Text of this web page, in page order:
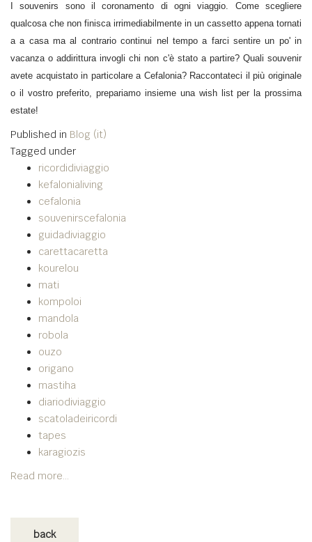
I souvenirs sono il coronamento di ogni viaggio. Come scegliere
qualcosa che non finisca irrimediabilmente in un cassetto appena tornati
a a casa ma al contrario continui nel tempo a farci sentire un po' in
vacanza o addirittura invogli chi non c'è stato a partire? Quali souvenir
avete acquistato in particolare a Cefalonia? Raccontateci il più originale
o il vostro preferito, prepariamo insieme una wish list per la prossima
estate!
Published in Blog (it)
Tagged under
ricordidiviaggio
kefalonialiving
cefalonia
souvenirscefalonia
guidadiviaggio
carettacaretta
kourelou
mati
kompoloi
mandola
robola
ouzo
origano
mastiha
diariodiviaggio
scatoladeiricordi
tapes
karagiozis
Read more...
back